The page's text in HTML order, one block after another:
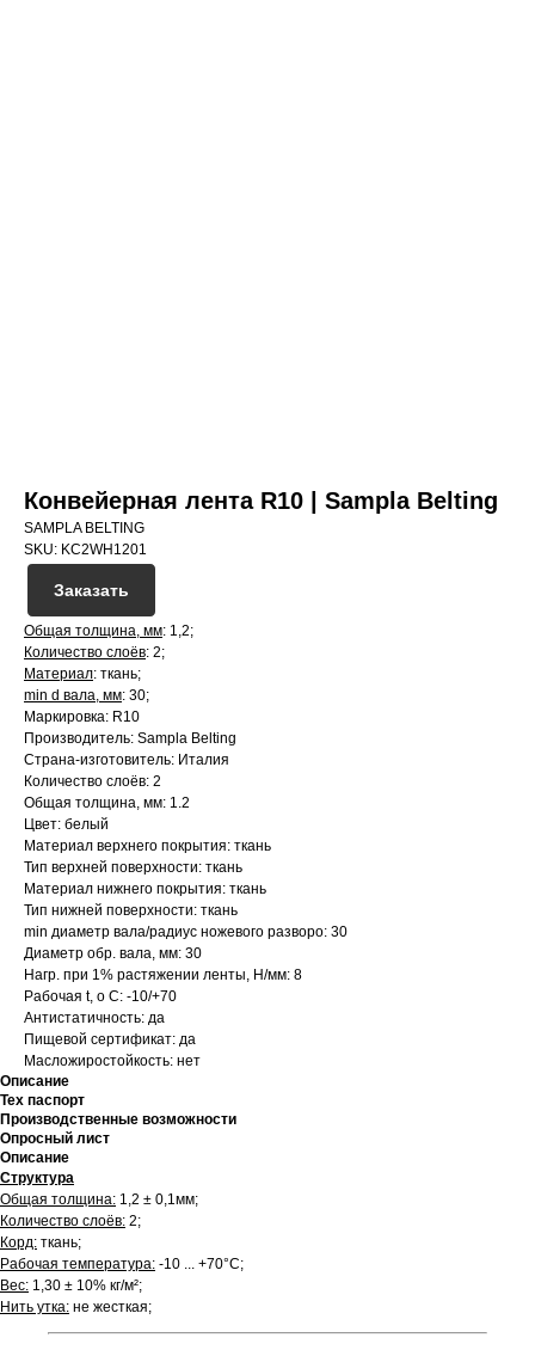
Конвейерная лента R10 | Sampla Belting
SAMPLA BELTING
SKU: KC2WH1201
Заказать
Общая толщина, мм: 1,2;
Количество слоёв: 2;
Материал: ткань;
min d вала, мм: 30;
Маркировка: R10
Производитель: Sampla Belting
Страна-изготовитель: Италия
Количество слоёв: 2
Общая толщина, мм: 1.2
Цвет: белый
Материал верхнего покрытия: ткань
Тип верхней поверхности: ткань
Материал нижнего покрытия: ткань
Тип нижней поверхности: ткань
min диаметр вала/радиус ножевого разворо: 30
Диаметр обр. вала, мм: 30
Нагр. при 1% растяжении ленты, Н/мм: 8
Рабочая t, о С: -10/+70
Антистатичность: да
Пищевой сертификат: да
Масложиростойкость: нет
Описание
Тех паспорт
Производственные возможности
Опросный лист
Описание
Структура
Общая толщина: 1,2 ± 0,1мм;
Количество слоёв: 2;
Корд: ткань;
Рабочая температура: -10 ... +70°С;
Вес: 1,30 ± 10% кг/м²;
Нить утка: не жесткая;